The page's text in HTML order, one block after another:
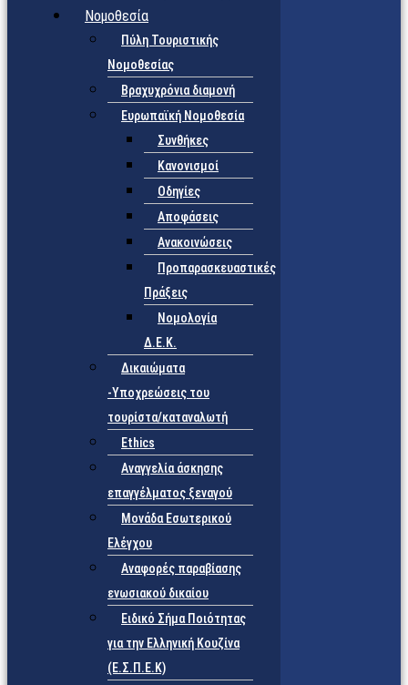
Νομοθεσία
Πύλη Τουριστικής
Νομοθεσίας
Βραχυχρόνια διαμονή
Ευρωπαϊκή Νομοθεσία
Συνθήκες
Κανονισμοί
Οδηγίες
Αποφάσεις
Ανακοινώσεις
Προπαρασκευαστικές
Πράξεις
Νομολογία
Δ.Ε.Κ.
Δικαιώματα
-Υποχρεώσεις του
τουρίστα/καταναλωτή
Ethics
Αναγγελία άσκησης
επαγγέλματος ξεναγού
Μονάδα Εσωτερικού
Ελέγχου
Αναφορές παραβίασης
ενωσιακού δικαίου
Ειδικό Σήμα Ποιότητας
για την Ελληνική Κουζίνα
(Ε.Σ.Π.Ε.Κ)